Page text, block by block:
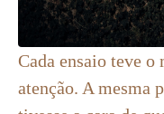
Cada ensaio teve o
atenção. A mesma